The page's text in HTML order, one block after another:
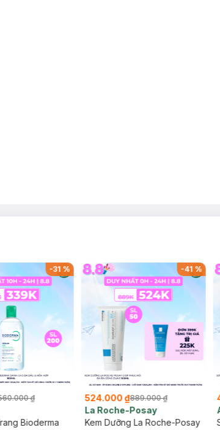
-31 %
₫
Bioderma
-41 %
524.000 ₫889.000 ₫
La Roche-Posay
Kem Dưỡng La Roche-Posay